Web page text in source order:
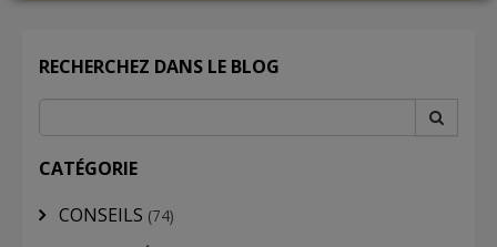
LOGIN
RECHERCHEZ DANS LE BLOG
CATÉGORIE
CONSEILS (74)